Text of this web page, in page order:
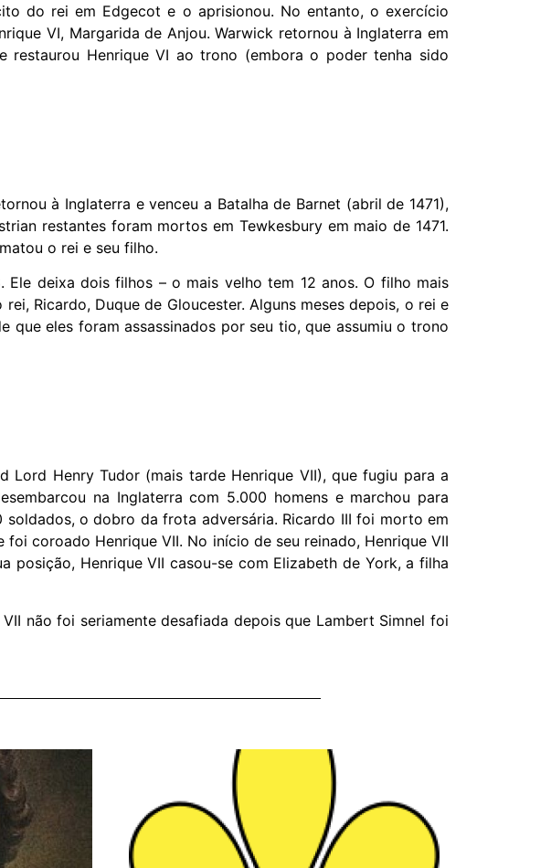
do rei em Edgecot e o aprisionou. No entanto, o exercício
VI, Margarida de Anjou. Warwick retornou à Inglaterra em
restaurou Henrique VI ao trono (embora o poder tenha sido
à Inglaterra e venceu a Batalha de Barnet (abril de 1471),
restantes foram mortos em Tewkesbury em maio de 1471.
o rei e seu filho.
deixa dois filhos – o mais velho tem 12 anos. O filho mais
Ricardo, Duque de Gloucester. Alguns meses depois, o rei e
que eles foram assassinados por seu tio, que assumiu o trono
Lord Henry Tudor (mais tarde Henrique VII), que fugiu para a
na Inglaterra com 5.000 homens e marchou para
o dobro da frota adversária. Ricardo III foi morto em
coroado Henrique VII. No início de seu reinado, Henrique VII
posição, Henrique VII casou-se com Elizabeth de York, a filha
não foi seriamente desafiada depois que Lambert Simnel foi